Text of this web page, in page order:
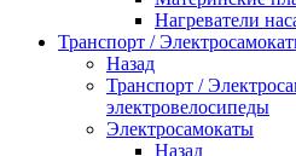
Нагреватели
Транспорт /
Назад
Транспорт /
электровелосипеды
Электросамокаты
Назад